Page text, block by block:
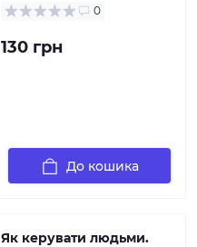
0
130 грн
До кошика
Як керувати людьми.